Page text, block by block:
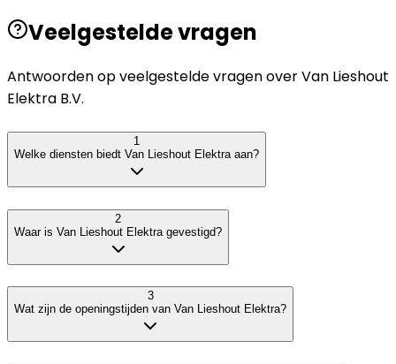
Veelgestelde vragen
Antwoorden op veelgestelde vragen overVan Lieshout
Elektra B.V.
1
Welke diensten biedt Van Lieshout Elektra aan?
2
Waar is Van Lieshout Elektra gevestigd?
3
Wat zijn de openingstijden van Van Lieshout Elektra?